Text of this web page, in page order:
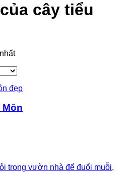
cây tiểu
Môn
trong vườn nhà để đuổi muỗi,